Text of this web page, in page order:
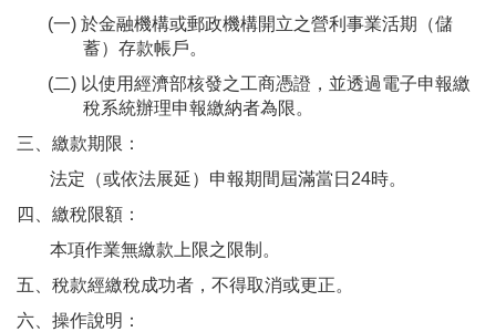
(一) 於金融機構或郵政機構開立之營利事業活期（儲
蓄）存款帳戶。
(二) 以使用經濟部核發之工商憑證，並透過電子申報繳
稅系統辦理申報繳納者為限。
三、繳款期限：
法定（或依法展延）申報期間屆滿當日24時。
四、繳稅限額：
本項作業無繳款上限之限制。
五、稅款經繳稅成功者，不得取消或更正。
六、操作說明：